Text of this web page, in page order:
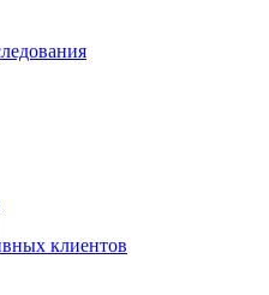
клиентов